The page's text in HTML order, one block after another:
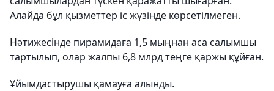
Алайда бұл қызметтер іс жүзінде көрсетілмеген.
Нәтижесінде пирамидаға 1,5 мыңнан аса салымшы
тартылып, олар жалпы 6,8 млрд теңге қаржы құйған.
Ұйымдастырушы қамауға алынды.